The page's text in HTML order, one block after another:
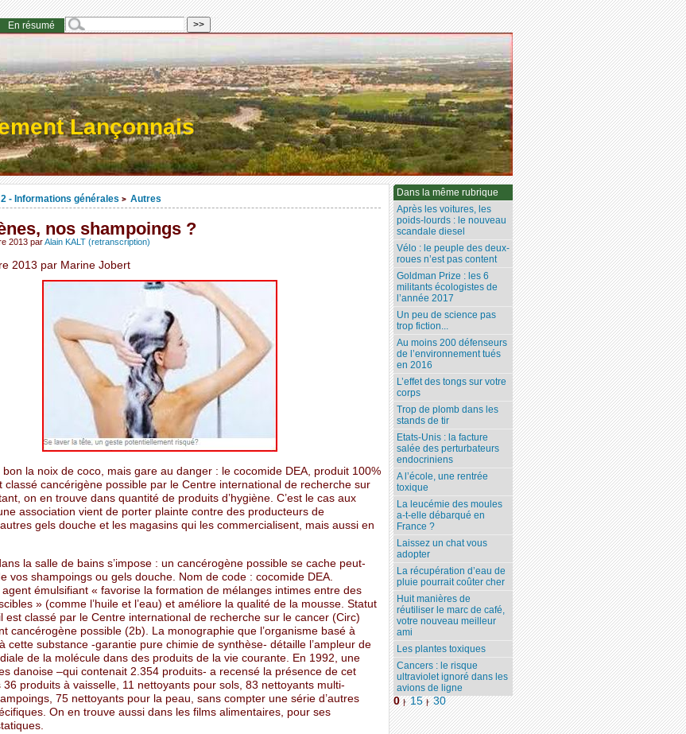
Lançonnais
2 - Informations générales > Autres
nos shampoings ?
2013 parAlain KALT (retranscription)
2013 par Marine Jobert
la noix de coco, mais gare au danger : le cocomide DEA, produit 100%
classé cancérigène possible par le Centre international de recherche sur
on en trouve dans quantité de produits d’hygiène. C’est le cas aux
association vient de porter plainte contre des producteurs de
gels douche et les magasins qui les commercialisent, mais aussi en
la salle de bains s’impose : un cancérogène possible se cache peut-
vos shampoings ou gels douche. Nom de code : cocomide DEA.
agent émulsifiant « favorise la formation de mélanges intimes entre des
» (comme l’huile et l’eau) et améliore la qualité de la mousse. Statut
est classé par le Centre international de recherche sur le cancer (Circ)
cancérogène possible (2b). La monographie que l’organisme basé à
à cette substance -garantie pure chimie de synthèse- détaille l’ampleur de
de la molécule dans des produits de la vie courante. En 1992, une
danoise –qui contenait 2.354 produits- a recensé la présence de cet
36 produits à vaisselle, 11 nettoyants pour sols, 83 nettoyants multi-
75 nettoyants pour la peau, sans compter une série d’autres
On en trouve aussi dans les films alimentaires, pour ses
Dans la même rubrique
Après les voitures, les
poids-lourds : le nouveau
scandale diesel
Vélo : le peuple des deux-
roues n’est pas content
Goldman Prize : les 6
militants écologistes de
l’année 2017
Un peu de science pas
trop fiction...
Au moins 200 défenseurs
de l’environnement tués
en 2016
L’effet des tongs sur votre
corps
Trop de plomb dans les
stands de tir
Etats-Unis : la facture
salée des perturbateurs
endocriniens
A l’école, une rentrée
toxique
La leucémie des moules
a-t-elle débarqué en
France ?
Laissez un chat vous
adopter
La récupération d’eau de
pluie pourrait coûter cher
Huit manières de
réutiliser le marc de café,
votre nouveau meilleur
ami
Les plantes toxiques
Cancers : le risque
ultraviolet ignoré dans les
avions de ligne
0 | 15 | 30
En résumé